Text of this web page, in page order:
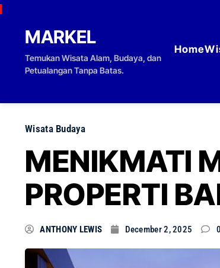
Skip to content
MARKEL
Temukan Wisata Alam, Budaya, dan
Petualangan Tanpa Batas.
Home
Wisata Budaya
MENIKMATI
PROPERTI
ANTHONY LEWIS December 2, 2025 0